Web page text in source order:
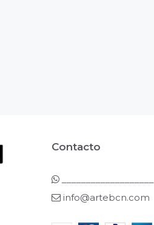
Contacto
info@artebcn.com